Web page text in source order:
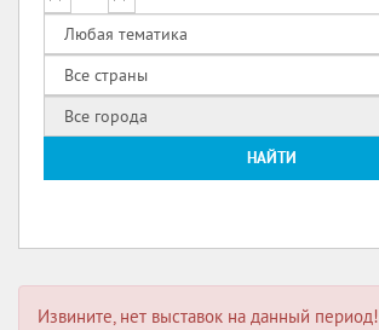
НАЙТИ
Извините, нет выставок на данный период!